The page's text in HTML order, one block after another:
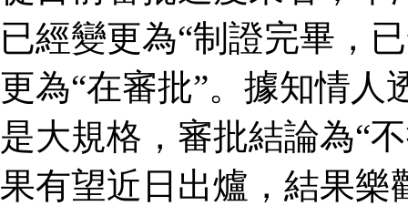
已經變更為“制證完畢，
更為“在審批”。據知情
是大規格，審批結論為“
果有望近日出爐，結果樂